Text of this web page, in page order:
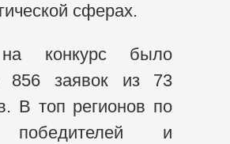
сферах.
конкурс было
856 заявок из 73
В топ регионов по
победителей и